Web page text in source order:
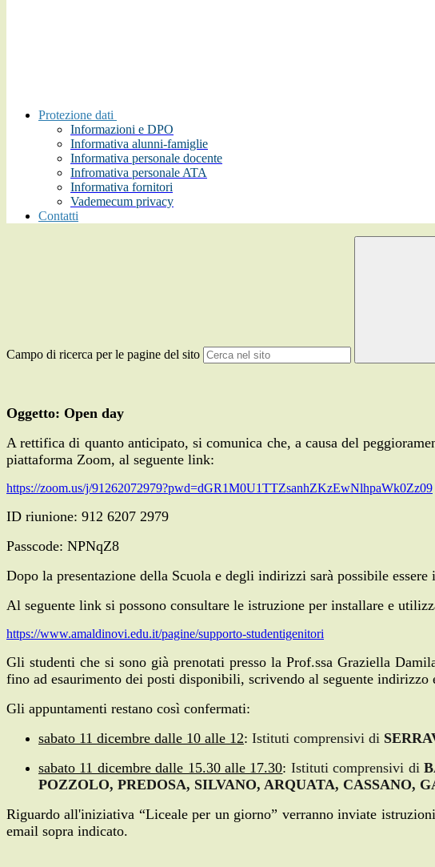
Protezione dati
Informazioni e DPO
Informativa alunni-famiglie
Informativa personale docente
Infromativa personale ATA
Informativa fornitori
Vademecum privacy
Contatti
Campo di ricerca per le pagine del sito
Oggetto: Open day
A rettifica di quanto anticipato, si comunica che, a causa del
piattaforma Zoom, al seguente link:
https://zoom.us/j/91262072979?pwd=dGR1M0U1TTZsanhZKzEwNlhpaWk0Zz09
ID riunione: 912 6207 2979
Passcode: NPNqZ8
Dopo la presentazione della Scuola e degli indirizzi sarà possibile
Al seguente link si possono consultare le istruzione per installare e
https://www.amaldinovi.edu.it/pagine/supporto-studentigenitori
Gli studenti che si sono già prenotati presso la Prof.ssa Graziella
fino ad esaurimento dei posti disponibili, scrivendo al seguente indirizzo
Gli appuntamenti restano così confermati:
sabato 11 dicembre dalle 10 alle 12: Istituti comprensivi di
sabato 11 dicembre dalle 15.30 alle 17.30: Istituti comprensivi di
POZZOLO, PREDOSA, SILVANO, ARQUATA, CASSANO,
Riguardo all'iniziativa “Liceale per un giorno” verranno inviate
email sopra indicato.